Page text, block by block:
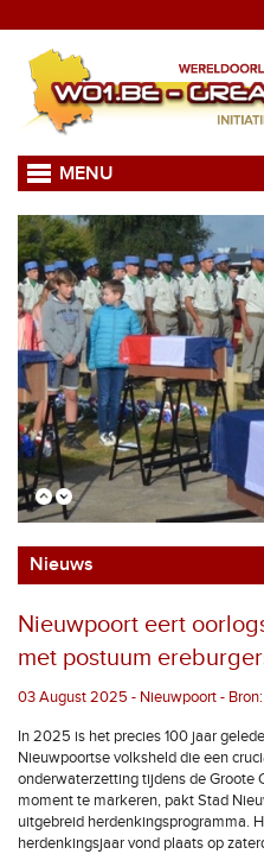
MENU
Nieuws
Nieuwpoort eert
met postuum
03 August 2025 - Nieuwpoort -
In 2025 is het precies 100 jaar
Nieuwpoortse volksheld die een
onderwaterzetting tijdens de Groote
moment te markeren, pakt Stad
uitgebreid herdenkingsprogramma.
herdenkingsjaar vond plaats op